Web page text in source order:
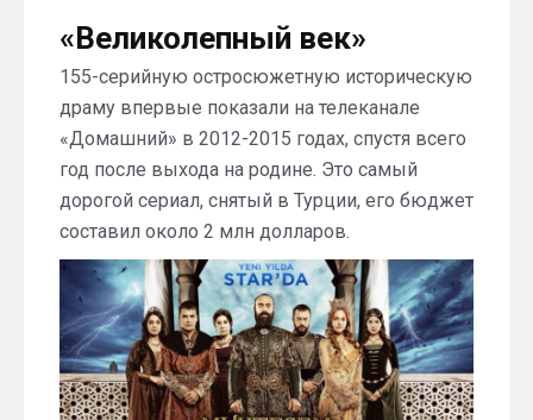
«Великолепный век»
155-серийную остросюжетную историческую
драму впервые показали на телеканале
«Домашний» в 2012-2015 годах, спустя всего
год после выхода на родине. Это самый
дорогой сериал, снятый в Турции, его бюджет
составил около 2 млн долларов.